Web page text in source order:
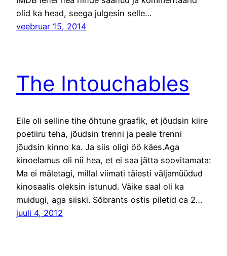
olid ka head, seega julgesin selle…
veebruar 15, 2014
The Intouchables
Eile oli selline tihe õhtune graafik, et jõudsin kiire
poetiiru teha, jõudsin trenni ja peale trenni
jõudsin kinno ka. Ja siis oligi öö käes.Aga
kinoelamus oli nii hea, et ei saa jätta soovitamata:
Ma ei mäletagi, millal viimati täiesti väljamüüdud
kinosaalis oleksin istunud. Väike saal oli ka
muidugi, aga siiski. Sõbrants ostis piletid ca 2…
juuli 4, 2012